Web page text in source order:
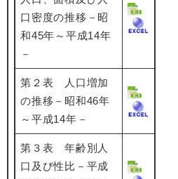
口密度の推移－昭
和45年～平成14年
－
第２表 人口増加
の推移－昭和46年
～平成14年－
第３表 年齢別人
口及び性比－平成